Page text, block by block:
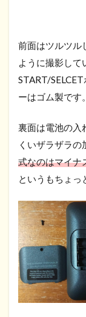
前面はツルツル
ように撮影して
START/
ーはゴム製です。
裏面は電池の入
くいザラザラの
式なのはマイナ
というもちょっ